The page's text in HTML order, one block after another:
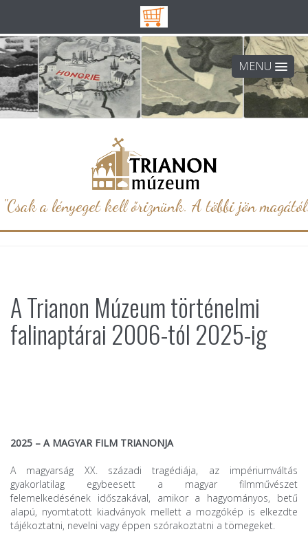
MENU
"Csak a lényeget kell őriznünk. A többi jön
A Trianon Múzeum történelmi
falinaptárai 2006-tól 2025-ig
2025 – A MAGYAR FILM TRIANONJA
A magyarság XX. századi tragédiája, az impériumváltás
gyakorlatilag egybeesett a magyar filmművészet
felemelkedésének időszakával, amikor a hagyományos, betű
alapú, nyomtatott kiadványok mellett a mozgókép is elkezdte
tájékoztatni, nevelni vagy éppen szórakoztatni a tömegeket.